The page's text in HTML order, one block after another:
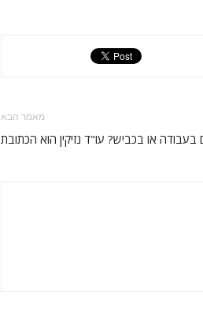
מאמר הבא
או בכביש? עו"ד נזיקין הוא הכתובת